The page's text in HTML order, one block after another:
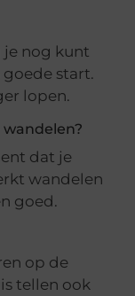
je nog kunt
goede start.
lopen.
dat je
wandelen
goed.
op de
tellen ook